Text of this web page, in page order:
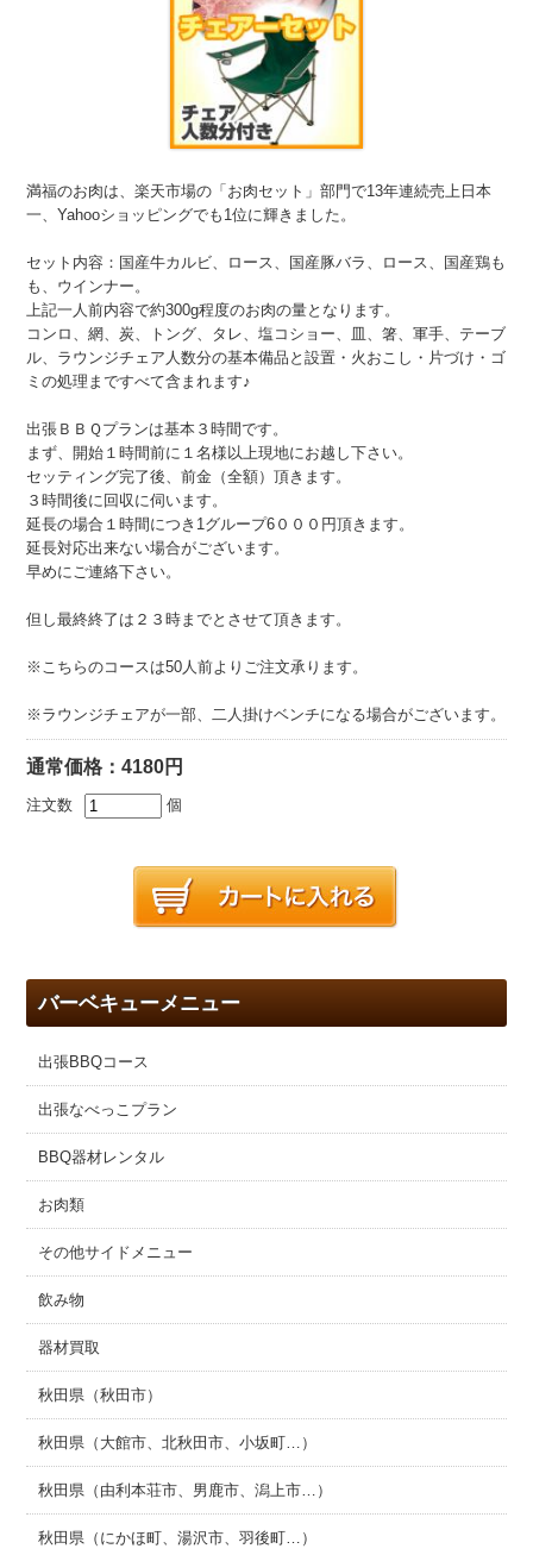
満福のお肉は、楽天市場の「お肉セット」部門で13年連続売上日本
一、Yahooショッピングでも1位に輝きました。
セット内容：国産牛カルビ、ロース、国産豚バラ、ロース、国産鶏も
も、ウインナー。
上記一人前内容で約300g程度のお肉の量となります。
コンロ、網、炭、トング、タレ、塩コショー、皿、箸、軍手、テーブ
ル、ラウンジチェア人数分の基本備品と設置・火おこし・片づけ・ゴ
ミの処理まですべて含まれます♪
出張ＢＢＱプランは基本３時間です。
まず、開始１時間前に１名様以上現地にお越し下さい。
セッティング完了後、前金（全額）頂きます。
３時間後に回収に伺います。
延長の場合１時間につき1グループ6０００円頂きます。
延長対応出来ない場合がございます。
早めにご連絡下さい。
但し最終終了は２３時までとさせて頂きます。
※こちらのコースは50人前よりご注文承ります。
※ラウンジチェアが一部、二人掛けベンチになる場合がございます。
通常価格：4180円
注文数 個
バーベキューメニュー
出張BBQコース
出張なべっこプラン
BBQ器材レンタル
お肉類
その他サイドメニュー
飲み物
器材買取
秋田県（秋田市）
秋田県（大館市、北秋田市、小坂町…）
秋田県（由利本荘市、男鹿市、潟上市…）
秋田県（にかほ町、湯沢市、羽後町…）